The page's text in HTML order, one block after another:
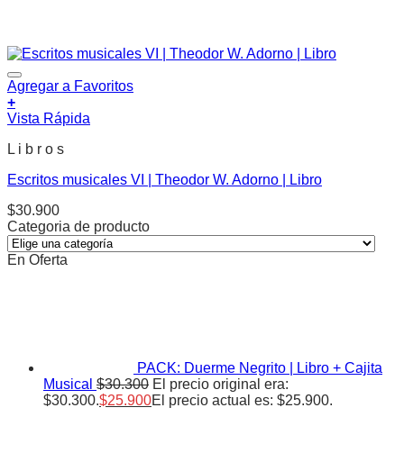
Agregar a Favoritos
+
Vista Rápida
L i b r o s
Escritos musicales VI | Theodor W. Adorno | Libro
$30.900
Categoria de producto
En Oferta
PACK: Duerme Negrito | Libro + Cajita
Musical $30.300 El precio original era:
$30.300.$25.900El precio actual es: $25.900.